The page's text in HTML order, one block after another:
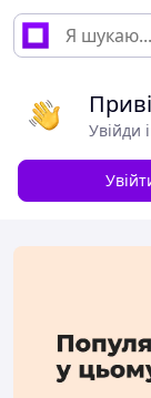
Увійди